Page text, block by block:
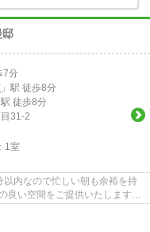
邸
7分
」駅 徒歩8分
駅 徒歩8分
目31-2
1室
内なので忙しい朝も余裕を持
良い空間をご提供いたします。